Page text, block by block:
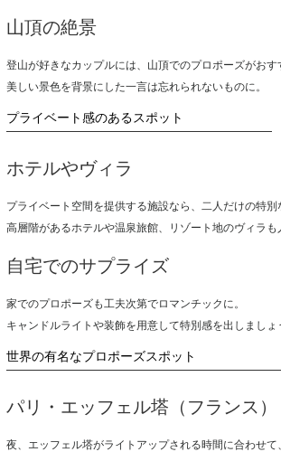
山頂の絶景
登山が好きなカップルには、山頂でのプロポーズがおす
美しい景色を背景にした一言は忘れられないものに。
プライベート感のあるスポット
ホテルやヴィラ
プライベート空間を提供する施設なら、二人だけの特別
高層階があるホテルや温泉旅館、リゾート地のヴィラも
自宅でのサプライズ
家でのプロポーズも工夫次第でロマンチックに。
キャンドルライトや装飾を用意して特別感を出しましょ
世界の有名なプロポーズスポット
パリ・エッフェル塔（フランス）
夜、エッフェル塔がライトアップされる時間に合わせ